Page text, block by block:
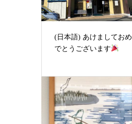
(日本語) あけましておめ
でとうございます